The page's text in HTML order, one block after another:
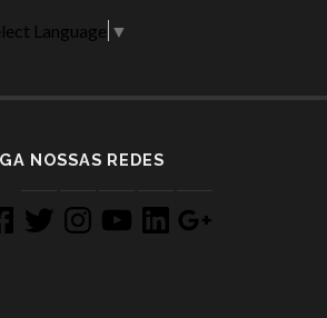
Language ▼
NOSSAS REDES
TwitterInstagramYouTubeLinkedInGoogle
+